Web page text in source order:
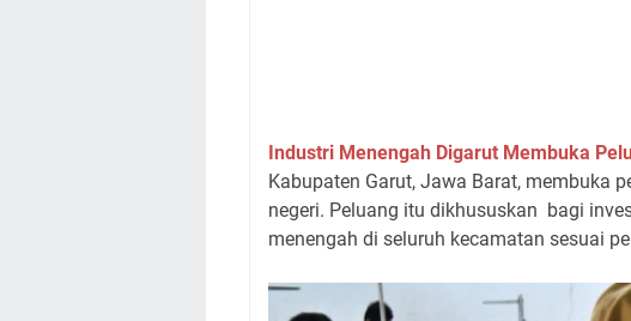
Industri Menengah Digarut Membuka
Kabupaten Garut, Jawa Barat, membuka
negeri. Peluang itu dikhususkan bagi
menengah di seluruh kecamatan sesuai